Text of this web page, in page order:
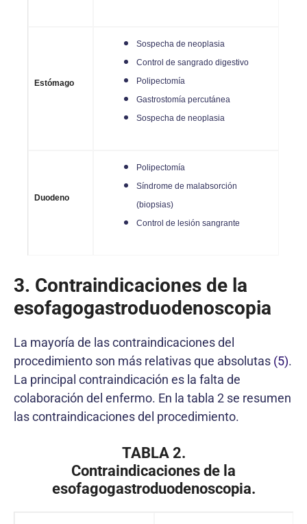
Estómago
Sospecha de neoplasia
Control de sangrado digestivo
Polipectomía
Gastrostomía percutánea
Sospecha de neoplasia
Duodeno
Polipectomía
Síndrome de malabsorción
(biopsias)
Control de lesión sangrante
3. Contraindicaciones de la
esofagogastroduodenoscopia
La mayoría de las contraindicaciones del
procedimiento son más relativas que absolutas (5).
La principal contraindicación es la falta de
colaboración del enfermo. En la tabla 2 se resumen
las contraindicaciones del procedimiento.
TABLA 2.
Contraindicaciones de la
esofagogastroduodenoscopia.